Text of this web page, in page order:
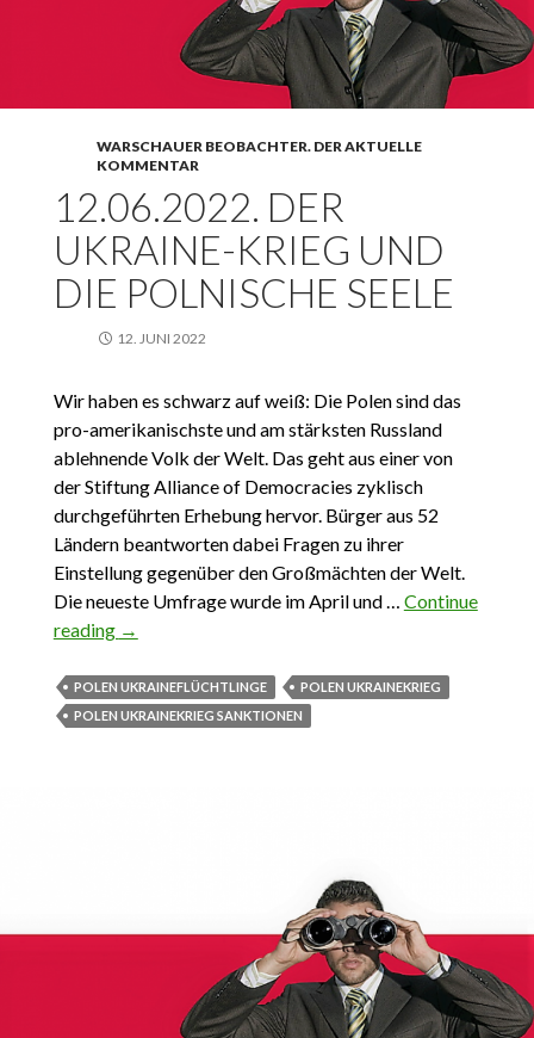
WARSCHAUER BEOBACHTER. DER AKTUELLE
KOMMENTAR
12.06.2022. DER
UKRAINE-KRIEG UND
DIE POLNISCHE SEELE
12. JUNI 2022
Wir haben es schwarz auf weiß: Die Polen sind das
pro-amerikanischste und am stärksten Russland
ablehnende Volk der Welt. Das geht aus einer von
der Stiftung Alliance of Democracies zyklisch
durchgeführten Erhebung hervor. Bürger aus 52
Ländern beantworten dabei Fragen zu ihrer
Einstellung gegenüber den Großmächten der Welt.
Die neueste Umfrage wurde im April und … Continue
reading 12.06.2022. Der Ukraine-Krieg und die polnische
→
POLEN UKRAINEFLÜCHTLINGE
POLEN UKRAINEKRIEG
POLEN UKRAINEKRIEG SANKTIONEN